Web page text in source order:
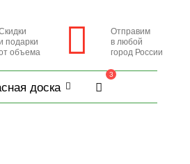
подарки
объема
Отправим
в любой
город России
доска
3